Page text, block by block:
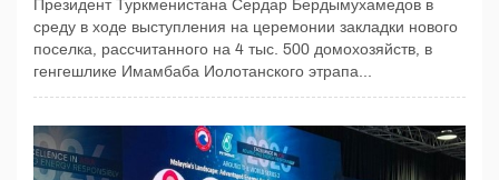
Президент Туркменистана Сердар Бердымухамедов в
среду в ходе выступления на церемонии закладки нового
поселка, рассчитанного на 4 тыс. 500 домохозяйств, в
генгешлике Имамбаба Иолотанского этрапа...